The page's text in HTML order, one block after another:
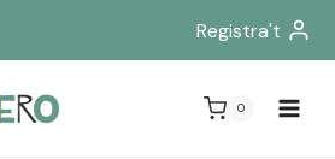
Registra't
0